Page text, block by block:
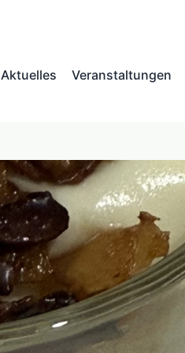
Aktuelles Veranstaltungen